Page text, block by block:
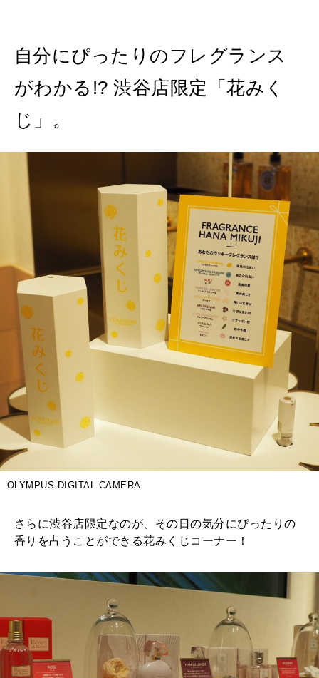
自分にぴったりのフレグランス
がわかる!? 渋谷店限定「花みく
じ」。
OLYMPUS DIGITAL CAMERA
さらに渋谷店限定なのが、その日の気分にぴったりの
香りを占うことができる花みくじコーナー！